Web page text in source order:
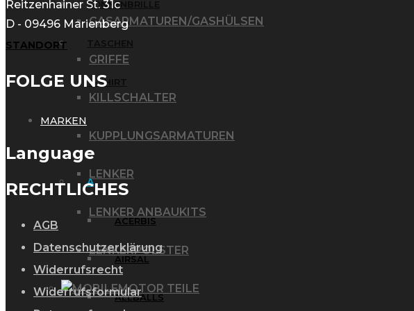
GASARMATUREN/GASHÜLSEN
GRIFFE
KILLSCHALTER
KUPPLUNGSARMATUREN
LENKER
LENKER ANBAUKITS
LENKERPOLSTER
MOTOR TEILE
SONNENBRILLE
TASCHEN
T-SHIRT
MARKEN
A
ACERBIS
AIRSAL
ALLBALLS
Reitzenhainer St. 31c
D - 09496 Marienberg
STANDORT
FOLGE UNS
Language
RECHTLICHES
AGB
Datenschutzerklärung
Widerrufsrecht
Widerrufsformular